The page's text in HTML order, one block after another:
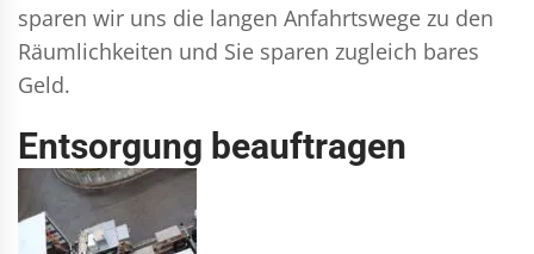
sparen wir uns die langen Anfahrtswege zu den
Räumlichkeiten und Sie sparen zugleich bares
Geld.
Entsorgung beauftragen